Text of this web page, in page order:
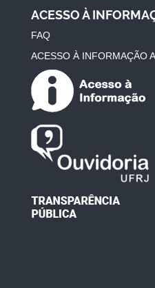
ACESSO À
FAQ
ACESSO À INFORMAÇÃO